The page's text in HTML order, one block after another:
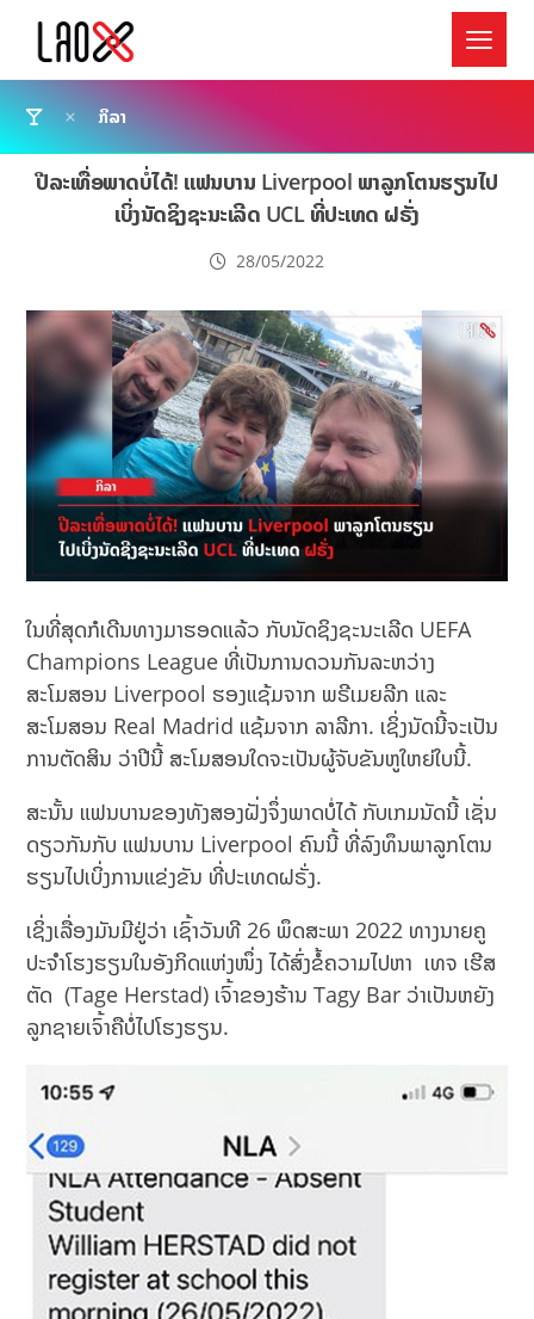
ກິລາ
ປີລະເທື່ອພາດບໍ່ໄດ້! ແຟນບານ Liverpool ພາລູກໂຕນຮຽນໄປ
ເບິ່ງນັດຊິງຊະນະເລີດ UCL ທີ່ປະເທດ ຝຣັ່ງ
28/05/2022
ໃນທີ່ສຸດກໍເດີນທາງມາຮອດແລ້ວ ກັບນັດຊິງຊະນະເລີດ UEFA
Champions League ທີ່ເປັນການດວນກັນລະຫວ່າງ
ສະໂມສອນ Liverpool ຮອງແຊ້ມຈາກ ພຣີເມຍລີກ ແລະ
ສະໂມສອນ Real Madrid ແຊ້ມຈາກ ລາລີກາ. ເຊິ່ງນັດນີ້ຈະເປັນ
ການຕັດສິນ ວ່າປີນີ້ ສະໂມສອນໃດຈະເປັນຜູ້ຈັບຂັນຫູໃຫຍ່ໃບນີ້.
ສະນັ້ນ ແຟນບານຂອງທັງສອງຝັ່ງຈຶ່ງພາດບໍ່ໄດ້ ກັບເກມນັດນີ້ ເຊັ່ນ
ດຽວກັນກັບ ແຟນບານ Liverpool ຄົນນີ້ ທີ່ລົງທຶນພາລູກໂຕນ
ຮຽນໄປເບິ່ງການແຂ່ງຂັນ ທີ່ປະເທດຝຣັ່ງ.
ເຊິ່ງເລື່ອງມັນມີຢູ່ວ່າ ເຊົ້າວັນທີ 26 ພຶດສະພາ 2022 ທາງນາຍຄູ
ປະຈຳໂຮງຮຽນໃນອັງກິດແຫ່ງໜຶ່ງ ໄດ້ສົ່ງຂໍ້ຄວາມໄປຫາ ເທຈ ເຮີສ
ຕັດ (Tage Herstad) ເຈົ້າຂອງຮ້ານ Tagy Bar ວ່າເປັນຫຍັງ
ລູກຊາຍເຈົ້າຄືບໍ່ໄປໂຮງຮຽນ.